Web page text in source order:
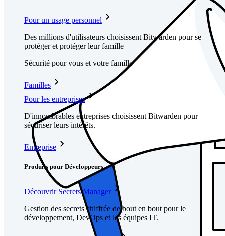
Pour un usage personnel
Des millions d'utilisateurs choisissent Bitwarden pour se
protéger et protéger leur famille
Sécurité pour vous et votre famille
Familles
Pour les entreprises
D'innombrables entreprises choisissent Bitwarden pour
sécuriser leurs intérêts.
Entreprise
Produits pour Développeurs
Découvrir Secrets Manager
Gestion des secrets chiffrée de bout en bout pour le
développement, DevOps et les équipes IT.